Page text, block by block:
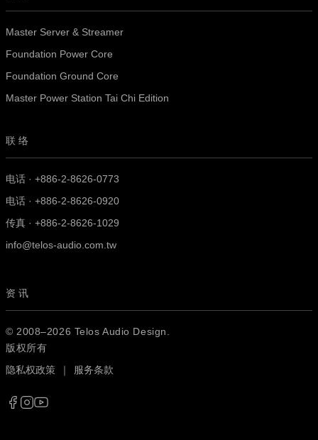
Master Server & Streamer
Foundation Power Core
Foundation Ground Core
Master Power Station Tai Chi Edition
联络
电话 · +886-2-8626-0773
电话 · +886-2-8626-0920
传真 · +886-2-8626-1029
info@telos-audio.com.tw
资讯
© 2008–2026 Telos Audio Design.
版权所有
隐私权政策
｜ 服务条款